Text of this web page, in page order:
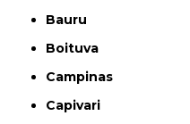
Bauru
Boituva
Campinas
Capivari